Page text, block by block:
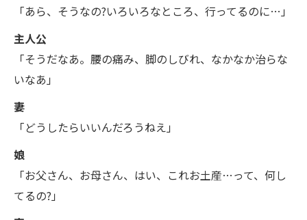
「あら、そうなの?いろいろなところ、行ってるのに…」
主人公
「そうだなあ。腰の痛み、脚のしびれ、なかなか治らな
いなあ」
妻
「どうしたらいいんだろうねえ」
娘
「お父さん、お母さん、はい、これお土産…って、何し
てるの?」